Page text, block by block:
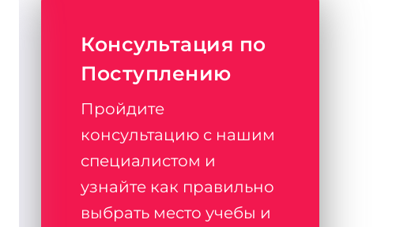
Консультация по
Поступлению
Пройдите
консультацию с нашим
специалистом и
узнайте как правильно
выбрать место учебы и